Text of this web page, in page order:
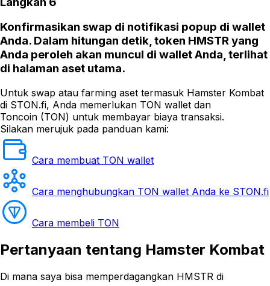
Konfirmasikan swap di notifikasi popup di wallet
Anda. Dalam hitungan detik, token HMSTR yang
Anda peroleh akan muncul di wallet Anda, terlihat
di halaman aset utama.
Untuk swap atau farming aset termasuk Hamster Kombat
di STON.fi, Anda memerlukan TON wallet dan
Toncoin (TON) untuk membayar biaya transaksi.
Silakan merujuk pada panduan kami:
Cara membuat TON wallet
Cara menghubungkan TON wallet Anda ke STON.fi
Cara membeli TON
Pertanyaan tentang Hamster Kombat
Di mana saya bisa memperdagangkan HMSTR di